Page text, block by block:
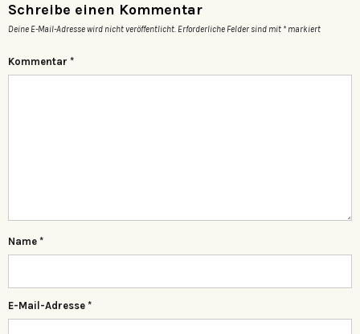
Schreibe einen Kommentar
Deine E-Mail-Adresse wird nicht veröffentlicht. Erforderliche Felder sind mit * markiert
Kommentar *
Name *
E-Mail-Adresse *